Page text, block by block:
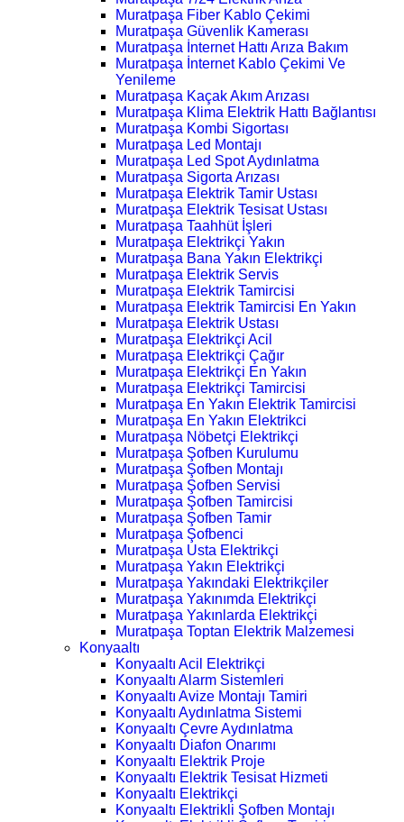
Muratpaşa Fiber Kablo Çekimi
Muratpaşa Güvenlik Kamerası
Muratpaşa İnternet Hattı Arıza Bakım
Muratpaşa İnternet Kablo Çekimi Ve
Yenileme
Muratpaşa Kaçak Akım Arızası
Muratpaşa Klima Elektrik Hattı Bağlantısı
Muratpaşa Kombi Sigortası
Muratpaşa Led Montajı
Muratpaşa Led Spot Aydınlatma
Muratpaşa Sigorta Arızası
Muratpaşa Elektrik Tamir Ustası
Muratpaşa Elektrik Tesisat Ustası
Muratpaşa Taahhüt İşleri
Muratpaşa Elektrikçi Yakın
Muratpaşa Bana Yakın Elektrikçi
Muratpaşa Elektrik Servis
Muratpaşa Elektrik Tamircisi
Muratpaşa Elektrik Tamircisi En Yakın
Muratpaşa Elektrik Ustası
Muratpaşa Elektrikçi Acil
Muratpaşa Elektrikçi Çağır
Muratpaşa Elektrikçi En Yakın
Muratpaşa Elektrikçi Tamircisi
Muratpaşa En Yakın Elektrik Tamircisi
Muratpaşa En Yakın Elektrikci
Muratpaşa Nöbetçi Elektrikçi
Muratpaşa Şofben Kurulumu
Muratpaşa Şofben Montajı
Muratpaşa Şofben Servisi
Muratpaşa Şofben Tamircisi
Muratpaşa Şofben Tamir
Muratpaşa Şofbenci
Muratpaşa Usta Elektrikçi
Muratpaşa Yakın Elektrikçi
Muratpaşa Yakındaki Elektrikçiler
Muratpaşa Yakınımda Elektrikçi
Muratpaşa Yakınlarda Elektrikçi
Muratpaşa Toptan Elektrik Malzemesi
Konyaaltı
Konyaaltı Acil Elektrikçi
Konyaaltı Alarm Sistemleri
Konyaaltı Avize Montajı Tamiri
Konyaaltı Aydınlatma Sistemi
Konyaaltı Çevre Aydınlatma
Konyaaltı Diafon Onarımı
Konyaaltı Elektrik Proje
Konyaaltı Elektrik Tesisat Hizmeti
Konyaaltı Elektrikçi
Konyaaltı Elektrikli Şofben Montajı